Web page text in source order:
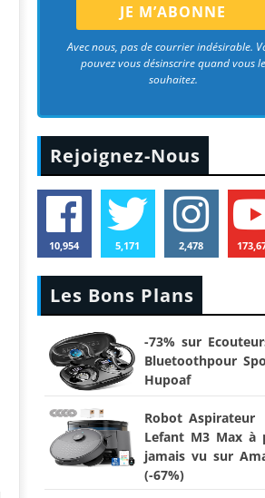
Avec nous, pas de courrier indésirable.
pouvez vous désinscrire quand vous le
souhaitez.
Rejoignez-Nous
10,954 5,171 2,478
Les Bons Plans
-73% sur
Bluetoothpour
Hupoaf
Robot Aspirateur
Lefant M3 Max à
jamais vu sur
(-67%)